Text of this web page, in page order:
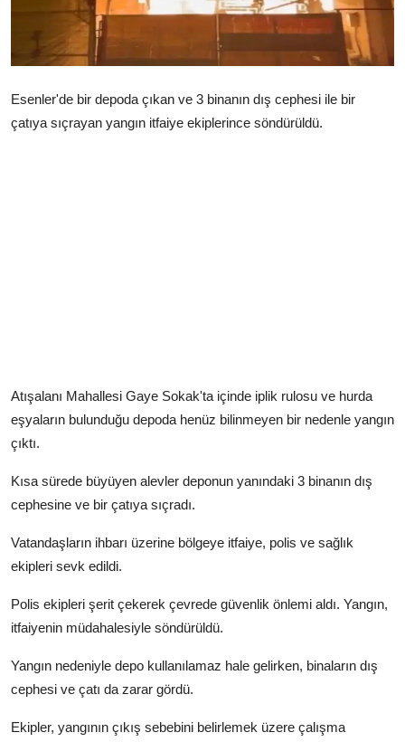
Esenler'de bir depoda çıkan ve 3 binanın dış cephesi ile bir
çatıya sıçrayan yangın itfaiye ekiplerince söndürüldü.
Atışalanı Mahallesi Gaye Sokak'ta içinde iplik rulosu ve hurda
eşyaların bulunduğu depoda henüz bilinmeyen bir nedenle yangın
çıktı.
Kısa sürede büyüyen alevler deponun yanındaki 3 binanın dış
cephesine ve bir çatıya sıçradı.
Vatandaşların ihbarı üzerine bölgeye itfaiye, polis ve sağlık
ekipleri sevk edildi.
Polis ekipleri şerit çekerek çevrede güvenlik önlemi aldı. Yangın,
itfaiyenin müdahalesiyle söndürüldü.
Yangın nedeniyle depo kullanılamaz hale gelirken, binaların dış
cephesi ve çatı da zarar gördü.
Ekipler, yangının çıkış sebebini belirlemek üzere çalışma